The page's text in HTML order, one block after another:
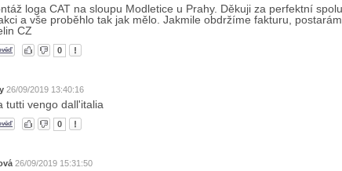
loga CAT na sloupu Modletice u Prahy. Děkuji za perfektní
a vše proběhlo tak jak mělo. Jakmile obdržíme fakturu,
CZ
0
26/09/2019 13:40:16
tutti vengo dall'italia
0
26/09/2019 15:31:50